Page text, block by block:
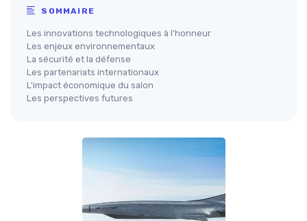
SOMMAIRE
Les innovations technologiques à l'honneur
Les enjeux environnementaux
La sécurité et la défense
Les partenariats internationaux
L'impact économique du salon
Les perspectives futures